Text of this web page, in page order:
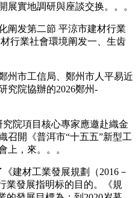
展實地調研與座談交换。。。
发第二節 平涼市建材行業
行業社會環境阐发一、生齿
市工信局、鄭州市人平易近
究院協辦的2026鄭州-
院項目核心專家應邀赴織金
召開《普洱市“十五五”新型工
上，來。。。
建材工業發展規劃（2016－
業發展指明标的目的。《規